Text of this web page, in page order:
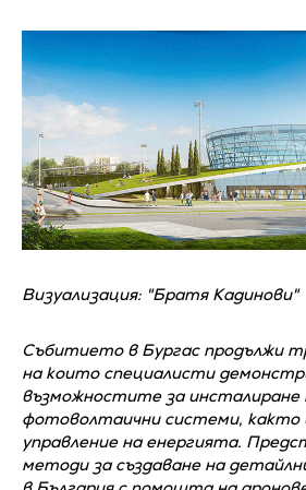
Визуализация: "Братя Кадинови"
Събитието в Бургас продължи
на които специалисти
възможностите за инсталиране
фотоволтаични системи, както
управление на енергията.
методи за създаване на